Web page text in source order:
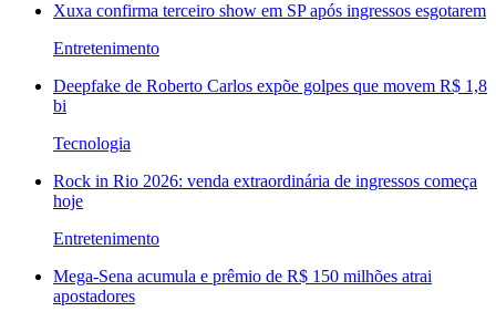
Xuxa confirma terceiro show em SP após ingressos esgotarem
Entretenimento
Deepfake de Roberto Carlos expõe golpes que movem R$ 1,8
bi
Tecnologia
Rock in Rio 2026: venda extraordinária de ingressos começa
hoje
Entretenimento
Mega-Sena acumula e prêmio de R$ 150 milhões atrai
apostadores